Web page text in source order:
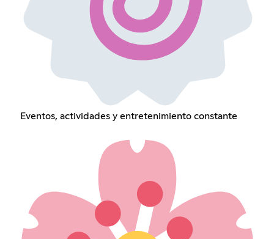
Eventos, actividades y entretenimiento constante